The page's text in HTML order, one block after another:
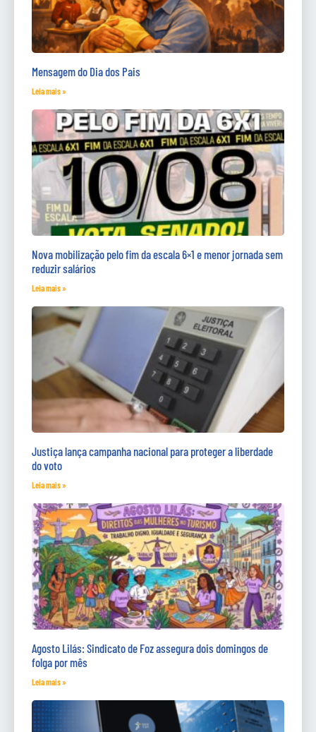
Mensagem do Dia dos Pais
Leia mais »
Nova mobilização pelo fim da escala 6×1 e menor jornada sem
reduzir salários
Leia mais »
Justiça lança campanha nacional para proteger a liberdade
do voto
Leia mais »
Agosto Lilás: Sindicato de Foz assegura dois domingos de
folga por mês
Leia mais »